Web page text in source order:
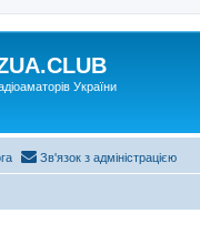
України
Зв'язок з адміністрацією